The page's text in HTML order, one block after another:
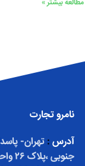
مطالعه بیشتر »
نامرو تجارت
آدرس : تهران-
جنوبی ،پلاک ۲۶ واحد۴